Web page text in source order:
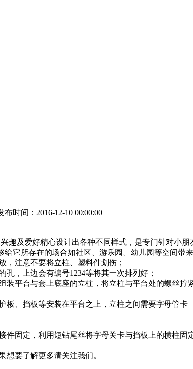
布时间：2016-12-10 00:00:00
趣及爱好精心设计出各种不同样式，是专门针对小
给它所存在的场合如社区、游乐园、幼儿园等空间带
，注意不要将立柱、塑料件划伤；
，上边会有编号1234等将其一次排列好；
装平台与套上底座的立柱，将立柱与平台处的螺丝拧
板、挡板等安装在平台之上，立柱之间需要字母管
件固定，利用短钻尾丝将字母关卡与挡板上的横柱固
想要了解更多请关注我们。